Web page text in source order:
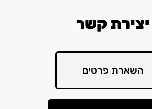
יצירת קשר
השארת פרטים